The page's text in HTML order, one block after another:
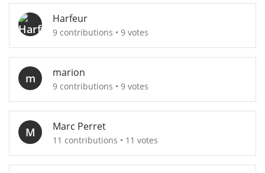
Harfeur
9 contributions • 9 votes
m marion
9 contributions • 9 votes
M Marc Perret
11 contributions • 11 votes